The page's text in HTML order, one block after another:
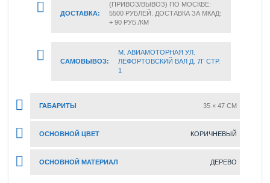
ДОСТАВКА:
(ПРИВОЗ/ВЫВОЗ) ПО МОСКВЕ:
5500 РУБЛЕЙ. ДОСТАВКА ЗА МКАД:
+ 90 РУБ./КМ
САМОВЫВОЗ:
М. АВИАМОТОРНАЯ УЛ.
ЛЕФОРТОВСКИЙ ВАЛ Д. 7Г СТР.
1
ГАБАРИТЫ 35 × 47 CM
ОСНОВНОЙ ЦВЕТ КОРИЧНЕВЫЙ
ОСНОВНОЙ МАТЕРИАЛ ДЕРЕВО